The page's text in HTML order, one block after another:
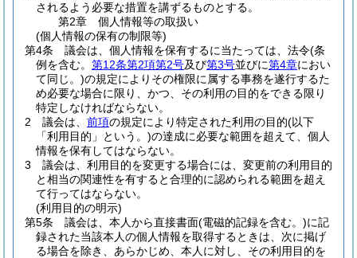
されるよう必要な措置を講ずるものとする。
第2章
個人情報等の取扱い
(個人情報の保有の制限等)
第4条
議会は、個人情報を保有するに当たっては、法令(条
例を含む。 第12条第2項第2号及び第3号並びに第4章におい
て同じ。)の規定によりその権限に属する事務を遂行するた
め必要な場合に限り、かつ、その利用の目的をできる限り
特定しなければならない。
2
議会は、 前項の規定により特定された利用の目的(以下
「利用目的」という。)の達成に必要な範囲を超えて、個人
情報を保有してはならない。
3
議会は、利用目的を変更する場合には、変更前の利用目的
と相当の関連性を有すると合理的に認められる範囲を超え
て行ってはならない。
(利用目的の明示)
第5条
議会は、本人から直接書面(電磁的記録を含む。)に記
録された当該本人の個人情報を取得するときは、次に掲げ
る場合を除き、あらかじめ、本人に対し、その利用目的を